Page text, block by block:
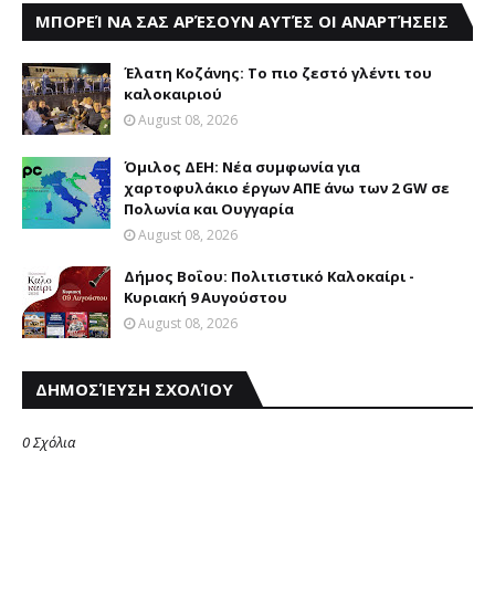
ΜΠΟΡΕΊ ΝΑ ΣΑΣ ΑΡΈΣΟΥΝ ΑΥΤΈΣ ΟΙ ΑΝΑΡΤΉΣΕΙΣ
Έλατη Κοζάνης: Το πιο ζεστό γλέντι του
καλοκαιριού
August 08, 2026
Όμιλος ΔΕΗ: Νέα συμφωνία για
χαρτοφυλάκιο έργων ΑΠΕ άνω των 2 GW σε
Πολωνία και Ουγγαρία
August 08, 2026
Δήμος Βοΐου: Πολιτιστικό Καλοκαίρι -
Κυριακή 9 Αυγούστου
August 08, 2026
ΔΗΜΟΣΊΕΥΣΗ ΣΧΟΛΊΟΥ
0 Σχόλια